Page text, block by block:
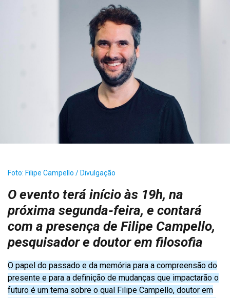
Foto: Filipe Campello / Divulgação
O evento terá início às 19h, na
próxima segunda-feira, e contará
com a presença de Filipe Campello,
pesquisador e doutor em filosofia
O papel do passado e da memória para a compreensão do
presente e para a definição de mudanças que impactarão o
futuro é um tema sobre o qual Filipe Campello, doutor em